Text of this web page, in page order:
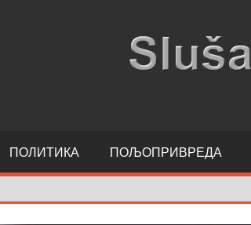
ПОЛИТИКА ПОЉОПРИВРЕДА